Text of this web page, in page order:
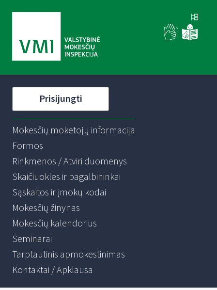
Prisijungti
Mokesčių mokėtojų informacija
Formos
Rinkmenos / Atviri duomenys
Skaičiuoklės ir pagalbininkai
Sąskaitos ir įmokų kodai
Mokesčių žinynas
Mokesčių kalendorius
Seminarai
Tarptautinis apmokestinimas
Kontaktai / Apklausa